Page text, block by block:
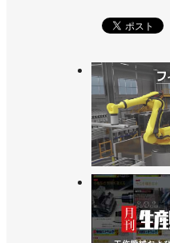
>>中国製協働ロボット